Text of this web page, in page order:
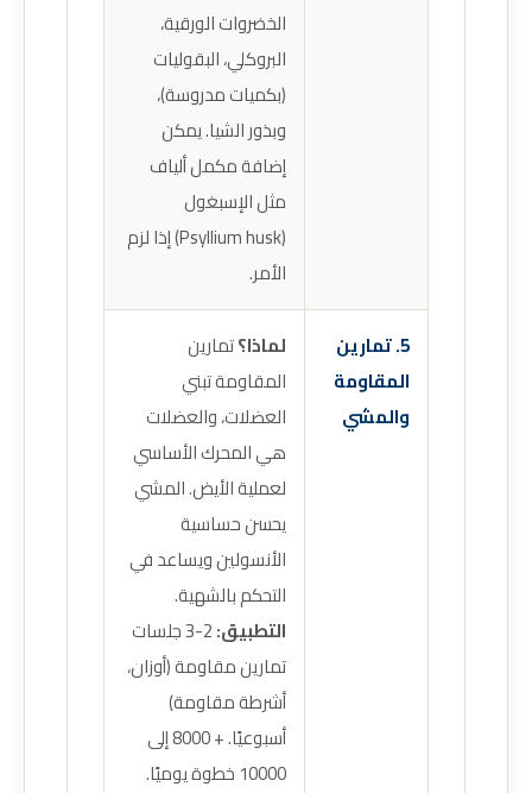
الخضروات الورقية،
البروكلي، البقوليات
(بكميات مدروسة)،
وبذور الشيا. يمكن
إضافة مكمل ألياف
مثل الإسبغول
(Psyllium husk) إذا لزم
الأمر.
5. تمارين
المقاومة
والمشي
لماذا؟تمارين
المقاومة تبني
العضلات، والعضلات
هي المحرك الأساسي
لعملية الأيض. المشي
يحسن حساسية
الأنسولين ويساعد في
التحكم بالشهية.
التطبيق:
2-3 جلسات
تمارين مقاومة (أوزان،
أشرطة مقاومة)
أسبوعيًا. + 8000 إلى
10000 خطوة يوميًا.